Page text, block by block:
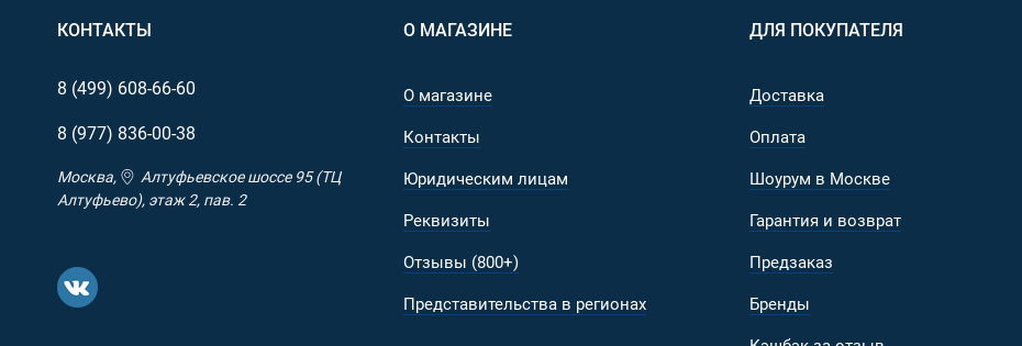
КОНТАКТЫ
8 (499) 608-66-60
8 (977) 836-00-38
Москва,
Алтуфьевское шоссе 95 (ТЦ
Алтуфьево), этаж 2, пав. 2
О МАГАЗИНЕ
О магазине
Контакты
Юридическим лицам
Реквизиты
Отзывы (800+)
Представительства в регионах
ДЛЯ ПОКУПАТЕЛЯ
Доставка
Оплата
Шоурум в Москве
Гарантия и возврат
Предзаказ
Бренды